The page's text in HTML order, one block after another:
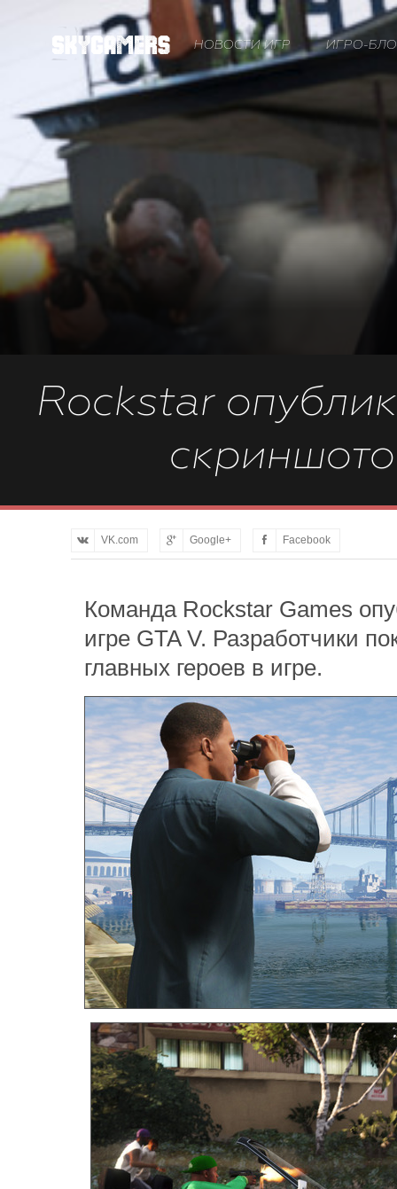
НОВОСТИ ИГР ИГРО-
Rockstar
VK.com Google+ Facebook
Команда Rockstar Games
игре GTA V. Разработчики
главных героев в игре.